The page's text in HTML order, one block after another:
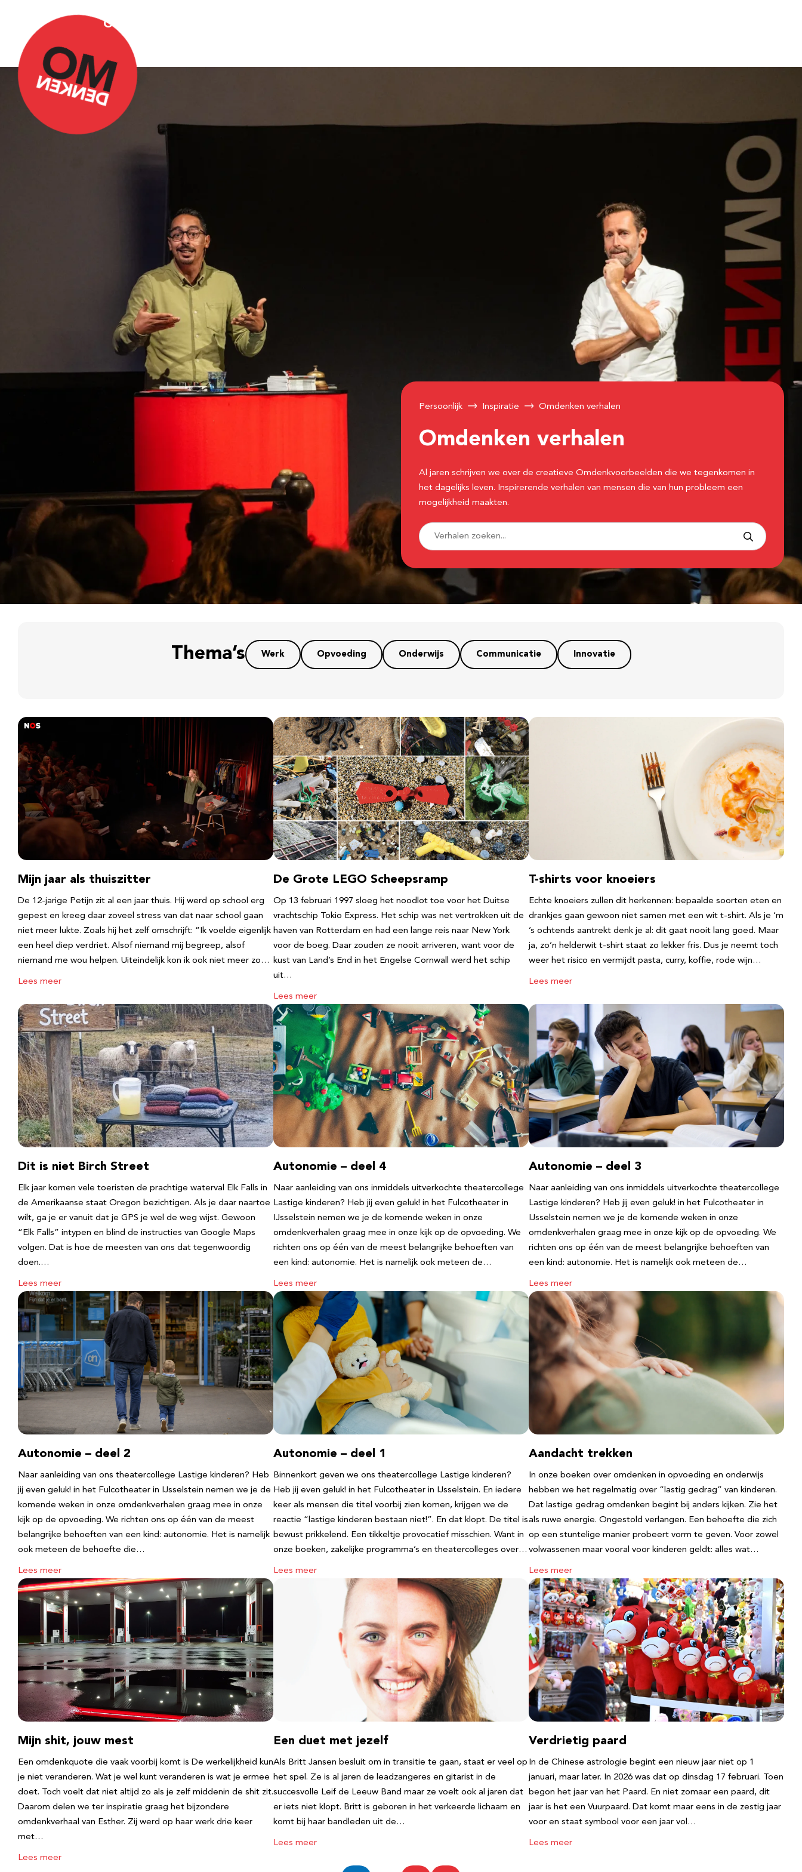
Over Omdenken
Persoonlijk Inspiratie Omdenken verhalen
Omdenken verhalen
Al jaren schrijven we over de creatieve Omdenkvoorbeelden die we tegenkomen in
het dagelijks leven. Inspirerende verhalen van mensen die van hun probleem een
mogelijkheid maakten.
Thema’s Werk Opvoeding Onderwijs Communicatie Innovatie
Mijn jaar als thuiszitter
De 12-jarige Petijn zit al een jaar thuis. Hij werd op school erg
gepest en kreeg daar zoveel stress van dat naar school gaan
niet meer lukte. Zoals hij het zelf omschrijft: “Ik voelde eigenlijk
een heel diep verdriet. Alsof niemand mij begreep, alsof
niemand me wou helpen. Uiteindelijk kon ik ook niet meer zo…
Lees meer
De Grote LEGO Scheepsramp
Op 13 februari 1997 sloeg het noodlot toe voor het Duitse
vrachtschip Tokio Express. Het schip was net vertrokken uit de
haven van Rotterdam en had een lange reis naar New York
voor de boeg. Daar zouden ze nooit arriveren, want voor de
kust van Land’s End in het Engelse Cornwall werd het schip
uit…
Lees meer
T-shirts voor knoeiers
Echte knoeiers zullen dit herkennen: bepaalde soorten eten en
drankjes gaan gewoon niet samen met een wit t-shirt. Als je ‘m
’s ochtends aantrekt denk je al: dit gaat nooit lang goed. Maar
ja, zo’n helderwit t-shirt staat zo lekker fris. Dus je neemt toch
weer het risico en vermijdt pasta, curry, koffie, rode wijn…
Lees meer
Dit is niet Birch Street
Elk jaar komen vele toeristen de prachtige waterval Elk Falls in
de Amerikaanse staat Oregon bezichtigen. Als je daar naartoe
wilt, ga je er vanuit dat je GPS je wel de weg wijst. Gewoon
“Elk Falls” intypen en blind de instructies van Google Maps
volgen. Dat is hoe de meesten van ons dat tegenwoordig
doen.…
Lees meer
Autonomie – deel 4
Naar aanleiding van ons inmiddels uitverkochte theatercollege
Lastige kinderen? Heb jij even geluk! in het Fulcotheater in
IJsselstein nemen we je de komende weken in onze
omdenkverhalen graag mee in onze kijk op de opvoeding. We
richten ons op één van de meest belangrijke behoeften van
een kind: autonomie. Het is namelijk ook meteen de…
Lees meer
Autonomie – deel 3
Naar aanleiding van ons inmiddels uitverkochte theatercollege
Lastige kinderen? Heb jij even geluk! in het Fulcotheater in
IJsselstein nemen we je de komende weken in onze
omdenkverhalen graag mee in onze kijk op de opvoeding. We
richten ons op één van de meest belangrijke behoeften van
een kind: autonomie. Het is namelijk ook meteen de…
Lees meer
Autonomie – deel 2
Naar aanleiding van ons theatercollege Lastige kinderen? Heb
jij even geluk! in het Fulcotheater in IJsselstein nemen we je de
komende weken in onze omdenkverhalen graag mee in onze
kijk op de opvoeding. We richten ons op één van de meest
belangrijke behoeften van een kind: autonomie. Het is namelijk
ook meteen de behoefte die…
Lees meer
Autonomie – deel 1
Binnenkort geven we ons theatercollege Lastige kinderen?
Heb jij even geluk! in het Fulcotheater in IJsselstein. En iedere
keer als mensen die titel voorbij zien komen, krijgen we de
reactie “lastige kinderen bestaan niet!”. En dat klopt. De titel is
bewust prikkelend. Een tikkeltje provocatief misschien. Want in
onze boeken, zakelijke programma’s en theatercolleges over…
Lees meer
Aandacht trekken
In onze boeken over omdenken in opvoeding en onderwijs
hebben we het regelmatig over “lastig gedrag” van kinderen.
Dat lastige gedrag omdenken begint bij anders kijken. Zie het
als ruwe energie. Ongestold verlangen. Een behoefte die zich
op een stuntelige manier probeert vorm te geven. Voor zowel
volwassenen maar vooral voor kinderen geldt: alles wat…
Lees meer
Mijn shit, jouw mest
Een omdenkquote die vaak voorbij komt is De werkelijkheid kun
je niet veranderen. Wat je wel kunt veranderen is wat je ermee
doet. Toch voelt dat niet altijd zo als je zelf middenin de shit zit.
Daarom delen we ter inspiratie graag het bijzondere
omdenkverhaal van Esther. Zij werd op haar werk drie keer
met…
Lees meer
Een duet met jezelf
Als Britt Jansen besluit om in transitie te gaan, staat er veel op
het spel. Ze is al jaren de leadzangeres en gitarist in de
succesvolle Leif de Leeuw Band maar ze voelt ook al jaren dat
er iets niet klopt. Britt is geboren in het verkeerde lichaam en
komt bij haar bandleden uit de…
Lees meer
Verdrietig paard
In de Chinese astrologie begint een nieuw jaar niet op 1
januari, maar later. In 2026 was dat op dinsdag 17 februari. Toen
begon het jaar van het Paard. En niet zomaar een paard, dit
jaar is het een Vuurpaard. Dat komt maar eens in de zestig jaar
voor en staat symbool voor een jaar vol…
Lees meer